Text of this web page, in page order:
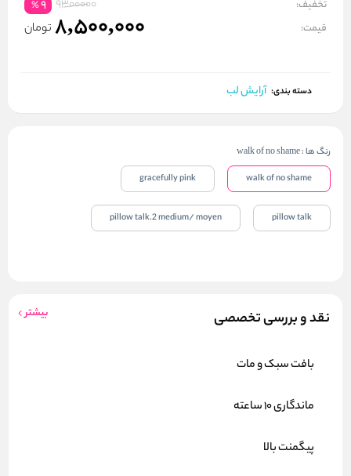
تخفیف: 9300000
9
%
قیمت: 8,500,000 تومان
دسته بندی: آرایش لب
نقد و بررسی تخصصی بیشتر
بافت سبک و مات
ماندگاری 10 ساعته
پیگمنت بالا
رنگ ها:
walk of no shame
walk of no shame
gracefully pink
pillow talk
pillow talk.2 medium/ moyen